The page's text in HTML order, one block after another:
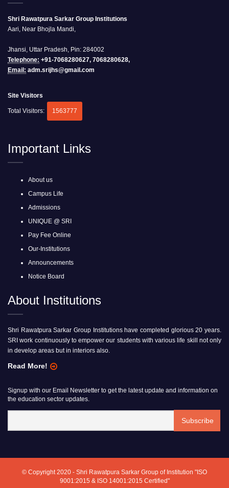
Shri Rawatpura Sarkar Group Institutions
Aari, Near Bhojla Mandi,
Jhansi, Uttar Pradesh, Pin: 284002
Telephone: +91-7068280627, 7068280628,
Email: adm.srijhs@gmail.com
Site Visitors
Total Visitors: 1563777
Important Links
About us
Campus Life
Admissions
UNIQUE @ SRI
Pay Fee Online
Our-Institutions
Announcements
Notice Board
About Institutions
Shri Rawatpura Sarkar Group Institutions have completed glorious 20 years.
SRI work continuously to empower our students with various life skill not only
in develop areas but in interiors also.
Read More!
Signup with our Email Newsletter to get the latest update and information on
the education sector updates.
© Copyright 2020 - Shri Rawatpura Sarkar Group of Institution "ISO
9001:2015 & ISO 14001:2015 Certified"